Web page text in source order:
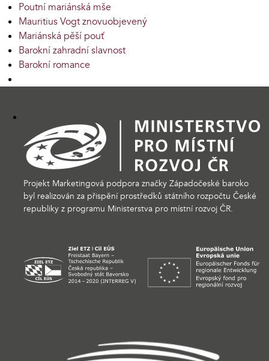
Poutní mariánská mše
Mauritius Vogt znovuobjevený
Mariánská pěší pouť
Barokní zahradní slavnost
Barokní romance
Projekt Marketingová podpora značky Západočeské baroko
byl realizován za přispění prostředků státního rozpočtu České
republiky z programu Ministerstva pro místní rozvoj ČR.